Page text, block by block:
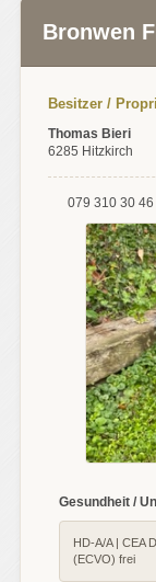
Bronwen
Besitzer /
Thomas Bieri
6285 Hitzkirch
079 310 30 46
Gesundheit /
HD-A/A | CEA
(ECVO) frei